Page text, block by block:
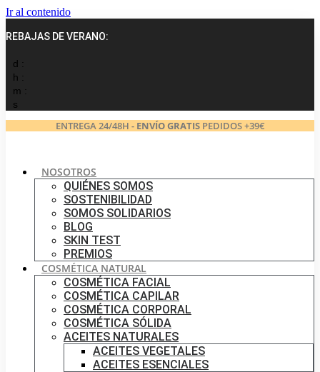
Ir al contenido
REBAJAS DE VERANO:
d :
h :
m :
s
ENTREGA 24/48H - ENVÍO GRATISPEDIDOS +39€
NOSOTROS
QUIÉNES SOMOS
SOSTENIBILIDAD
SOMOS SOLIDARIOS
BLOG
SKIN TEST
PREMIOS
COSMÉTICA NATURAL
COSMÉTICA FACIAL
COSMÉTICA CAPILAR
COSMÉTICA CORPORAL
COSMÉTICA SÓLIDA
ACEITES NATURALES
ACEITES VEGETALES
ACEITES ESENCIALES